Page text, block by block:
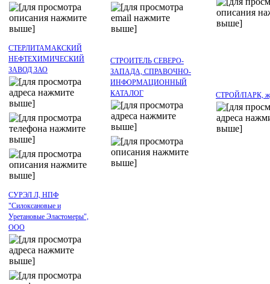
СТЕРЛИТАМАКСКИЙ
НЕФТЕХИМИЧЕСКИЙ
ЗАВОД ЗАО
СТРОИТЕЛЬ СЕВЕРО-
ЗАПАДА, СПРАВОЧНО-
ИНФОРМАЦИОННЫЙ
КАТАЛОГ
СТРОЙ/ПАРК,
СУРЭЛ Л, НПФ
"Силоксановые и
Уретановые Эластомеры",
ООО